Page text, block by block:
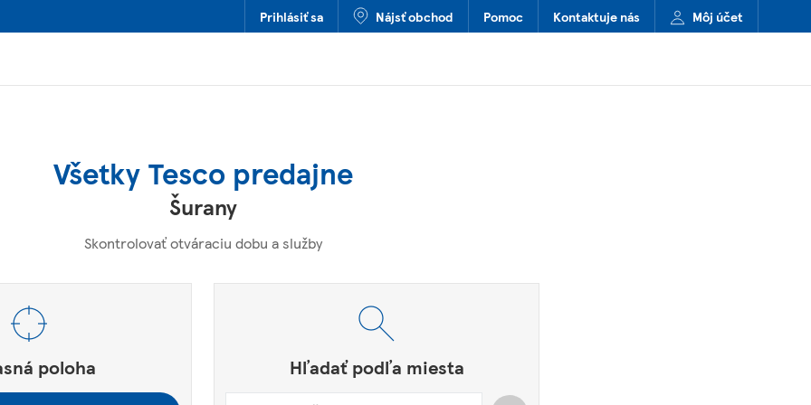
Prihlásiť sa Nájsť obchod Pomoc Kontaktuje nás Môj účet
Všetky Tesco predajne
Šurany
Skontrolovať otváraciu dobu a služby
poloha Hľadať podľa miesta